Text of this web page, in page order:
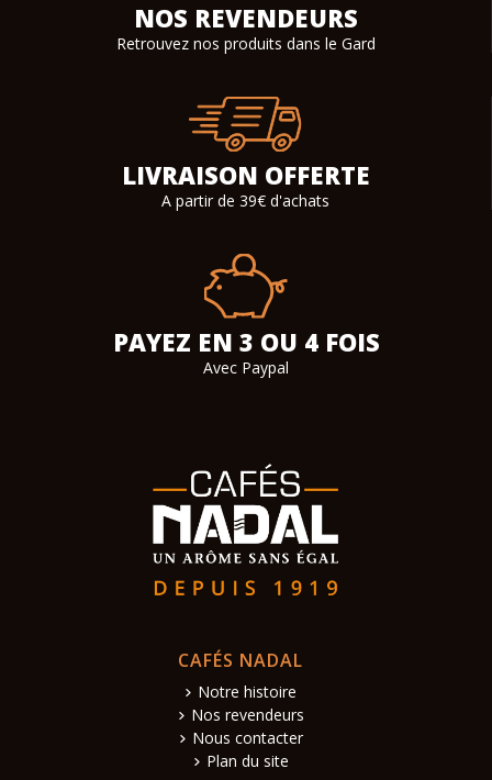
NOS REVENDEURS
Retrouvez nos produits dans le Gard
LIVRAISON OFFERTE
A partir de 39€ d'achats
PAYEZ EN 3 OU 4 FOIS
Avec Paypal
CAFÉS NADAL
Notre histoire
Nos revendeurs
Nous contacter
Plan du site